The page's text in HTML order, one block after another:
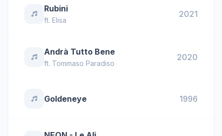
Rubini
ft. Elisa
2021
Andrà Tutto Bene
ft. Tommaso Paradiso
2020
Goldeneye 1996